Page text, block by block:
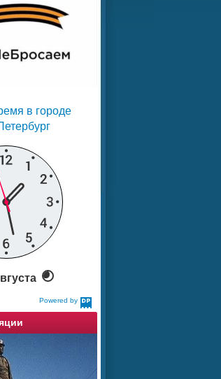
Powered by
DaysPedia.com
в городе